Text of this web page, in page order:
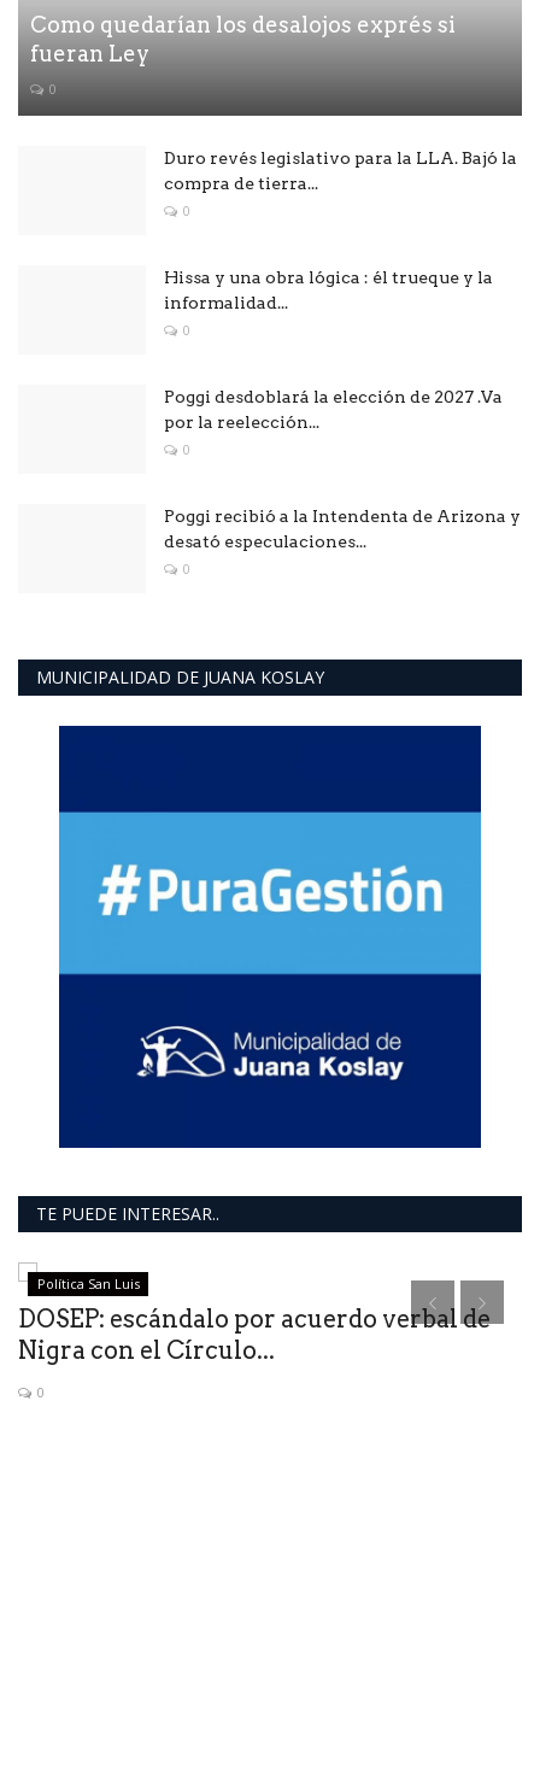
Como quedarían los desalojos exprés si
fueran Ley
0
Duro revés legislativo para la LLA. Bajó la
compra de tierra...
0
Hissa y una obra lógica : él trueque y la
informalidad...
0
Poggi desdoblará la elección de 2027 .Va
por la reelección...
0
Poggi recibió a la Intendenta de Arizona y
desató especulaciones...
0
MUNICIPALIDAD DE JUANA KOSLAY
TE PUEDE INTERESAR..
Política San Luis
DOSEP: escándalo por acuerdo verbal de
Nigra con el Círculo...
0